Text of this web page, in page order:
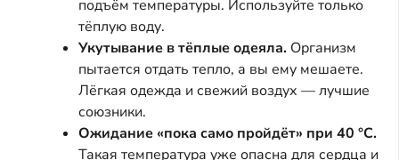
подъём температуры. Используйте только
тёплую воду.
Укутывание в тёплые одеяла. Организм
пытается отдать тепло, а вы ему мешаете.
Лёгкая одежда и свежий воздух — лучшие
союзники.
Ожидание «пока само пройдёт» при 40 °C.
Такая температура уже опасна для сердца и